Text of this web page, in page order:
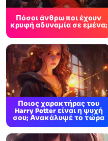
Πόσοι άνθρωποι έχουν
κρυφή αδυναμία σε εμένα;
Ποιος χαρακτήρας του
Harry Potter είναι η ψυχή
σου; Ανακάλυψέ το τώρα